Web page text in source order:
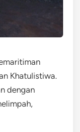
Khatulistiwa.
dengan